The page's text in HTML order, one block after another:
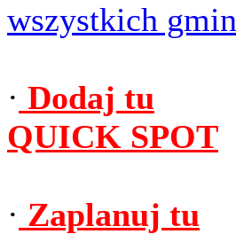
wszystkich gmin
· Dodaj tu
QUICK SPOT
· Zaplanuj tu